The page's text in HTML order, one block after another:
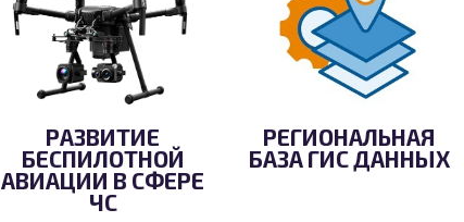
РАЗВИТИЕ
БЕСПИЛОТНОЙ
АВИАЦИИ В СФЕРЕ
ЧС
РЕГИОНАЛЬНАЯ
БАЗА ГИС ДАННЫХ